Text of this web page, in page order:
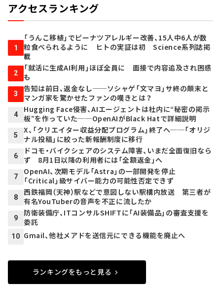
アクセスランキング
1
「うんこ移植」でピーナツアレルギー改善、15人中6人が数
粒食べられるように ヒトの実証は初 Science系列誌掲
載
2
「就活に生成AI利用」ほぼ全員に 面接で内容追及され困惑
も
3
告知は前日、返金なし──ソシャゲ「文マヨ」サ終の顛末と
マンガ家を驚かせたファンの嘆きとは？
4
Hugging Face侵害、AIエージェントは社内に“秘密の掲示
板”を作っていた──OpenAIがBlack Hatで詳細説明
5
X、「クリエイター収益分配プログラム」終了へ──「オリジ
ナル投稿」に絞った新報酬制度に移行
6
ドコモ・バイクシェアのシステム障害、いまだ全面復旧なら
ず 8月1日以降の利用者には「全額返金」へ
7
OpenAI、次期モデル「Astra」の一部開発を停止
「Critical」級サイバー能力の可能性否定できず
8
西鉄福岡（天神）駅などで意図しない駅構内放送 第三者が
有名YouTuberの音声を不正に流したか
9
防衛装備庁、ITコンサルSHIFTに「AI装備品」の審査支援を
委託
10 Gmail、他社メアドを送信元にできる機能を廃止へ
ランキングをもっと見る